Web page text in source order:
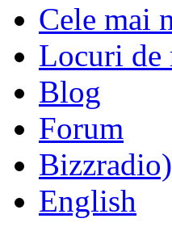
Cele mai
Locuri de
Blog
Forum
English